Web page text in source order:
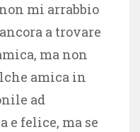
mi arrabbio
a trovare
ma non
amica in
ad
e felice, ma se